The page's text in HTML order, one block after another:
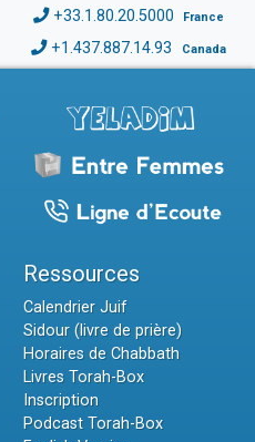
+33.1.80.20.5000 France
+1.437.887.14.93 Canada
Ressources
Calendrier Juif
Sidour (livre de prière)
Horaires de Chabbath
Livres Torah-Box
Inscription
Podcast Torah-Box